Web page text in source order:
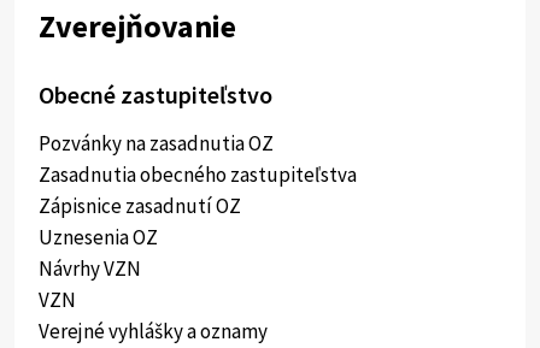
Zverejňovanie
Obecné zastupiteľstvo
Pozvánky na zasadnutia OZ
Zasadnutia obecného zastupiteľstva
Zápisnice zasadnutí OZ
Uznesenia OZ
Návrhy VZN
VZN
Verejné vyhlášky a oznamy